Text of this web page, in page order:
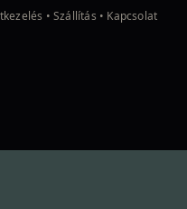
• Szállítás • Kapcsolat